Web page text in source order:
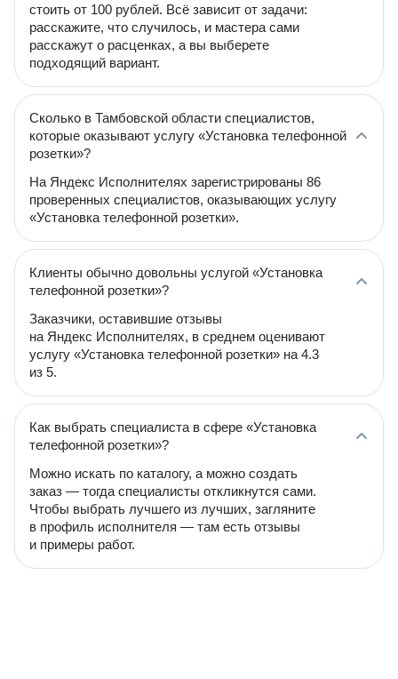
стоить от 100 рублей. Всё зависит от задачи:
расскажите, что случилось, и мастера сами
расскажут о расценках, а вы выберете
подходящий вариант.
Сколько в Тамбовской области специалистов,
которые оказывают услугу «Установка телефонной
розетки»?
На Яндекс Исполнителях зарегистрированы 86
проверенных специалистов, оказывающих услугу
«Установка телефонной розетки».
Клиенты обычно довольны услугой «Установка
телефонной розетки»?
Заказчики, оставившие отзывы
на Яндекс Исполнителях, в среднем оценивают
услугу «Установка телефонной розетки» на 4.3
из 5.
Как выбрать специалиста в сфере «Установка
телефонной розетки»?
Можно искать по каталогу, а можно создать
заказ — тогда специалисты откликнутся сами.
Чтобы выбрать лучшего из лучших, загляните
в профиль исполнителя — там есть отзывы
и примеры работ.